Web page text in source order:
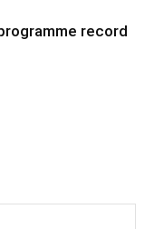
record